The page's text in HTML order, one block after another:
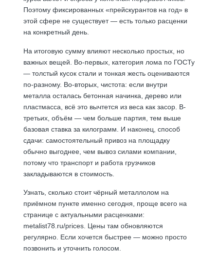
Поэтому фиксированных «прейскурантов на год» в
этой сфере не существует — есть только расценки
на конкретный день.
На итоговую сумму влияют несколько простых, но
важных вещей. Во-первых, категория лома по ГОСТу
— толстый кусок стали и тонкая жесть оцениваются
по-разному. Во-вторых, чистота: если внутри
металла осталась бетонная начинка, дерево или
пластмасса, всё это вычтется из веса как засор. В-
третьих, объём — чем больше партия, тем выше
базовая ставка за килограмм. И наконец, способ
сдачи: самостоятельный привоз на площадку
обычно выгоднее, чем вывоз силами компании,
потому что транспорт и работа грузчиков
закладываются в стоимость.
Узнать, сколько стоит чёрный металлолом на
приёмном пункте именно сегодня, проще всего на
странице с актуальными расценками:
metalist78.ru/prices . Цены там обновляются
регулярно. Если хочется быстрее — можно просто
позвонить и уточнить голосом.